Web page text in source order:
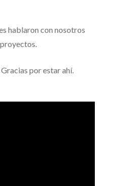
hablaron con nosotros
por estar ahí.